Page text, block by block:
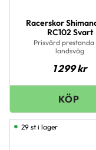
Racerskor
RC102 Svart
Prisvärd
landsväg
1 299kr
29 st i lager